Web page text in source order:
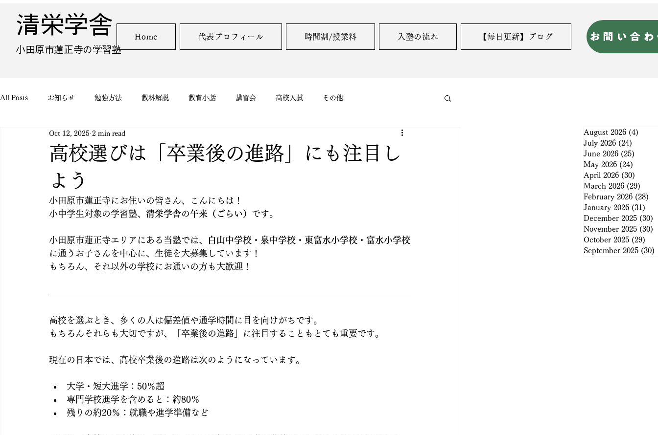
清栄学舎
​小田原市蓮正寺の学習塾
Home 代表プロフィール 時間割/授業料 入塾の流れ 【毎日更新】ブログ お問い合
All Posts お知らせ 勉強方法 教科解説 教育小話 講習会 高校入試 その他
高校選びは「卒業後の進路」にも注目し
よう
Oct 12, 2025 2 min read
小田原市蓮正寺にお住いの皆さん、こんにちは！
小中学生対象の学習塾、 清栄学舎の午来（ごらい） です。
小田原市蓮正寺エリアにある当塾では、
白山中学校・泉中学校・東富水小学校・富水小学校
に通うお子さんを中心に、生徒を大募集しています！
もちろん、それ以外の学校にお通いの方も大歓迎！
高校を選ぶとき、多くの人は偏差値や通学時間に目を向けがちです。
もちろんそれらも大切ですが、「卒業後の進路」に注目することもとても重要です。
現在の日本では、高校卒業後の進路は次のようになっています。
大学・短大進学：50％超
専門学校進学を含めると：約80％
残りの約20％：就職や進学準備など
August 2026 (4)
July 2026 (24)
June 2026 (25)
May 2026 (24)
April 2026 (30)
March 2026 (29)
February 2026 (28)
January 2026 (31)
December 2025 (30)
November 2025 (30)
October 2025 (29)
September 2025 (30)